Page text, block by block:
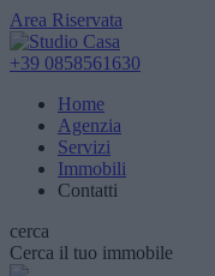
Area Riservata
+39 0858561630
Home
Agenzia
Servizi
Immobili
Contatti
cerca
Cerca il tuo immobile